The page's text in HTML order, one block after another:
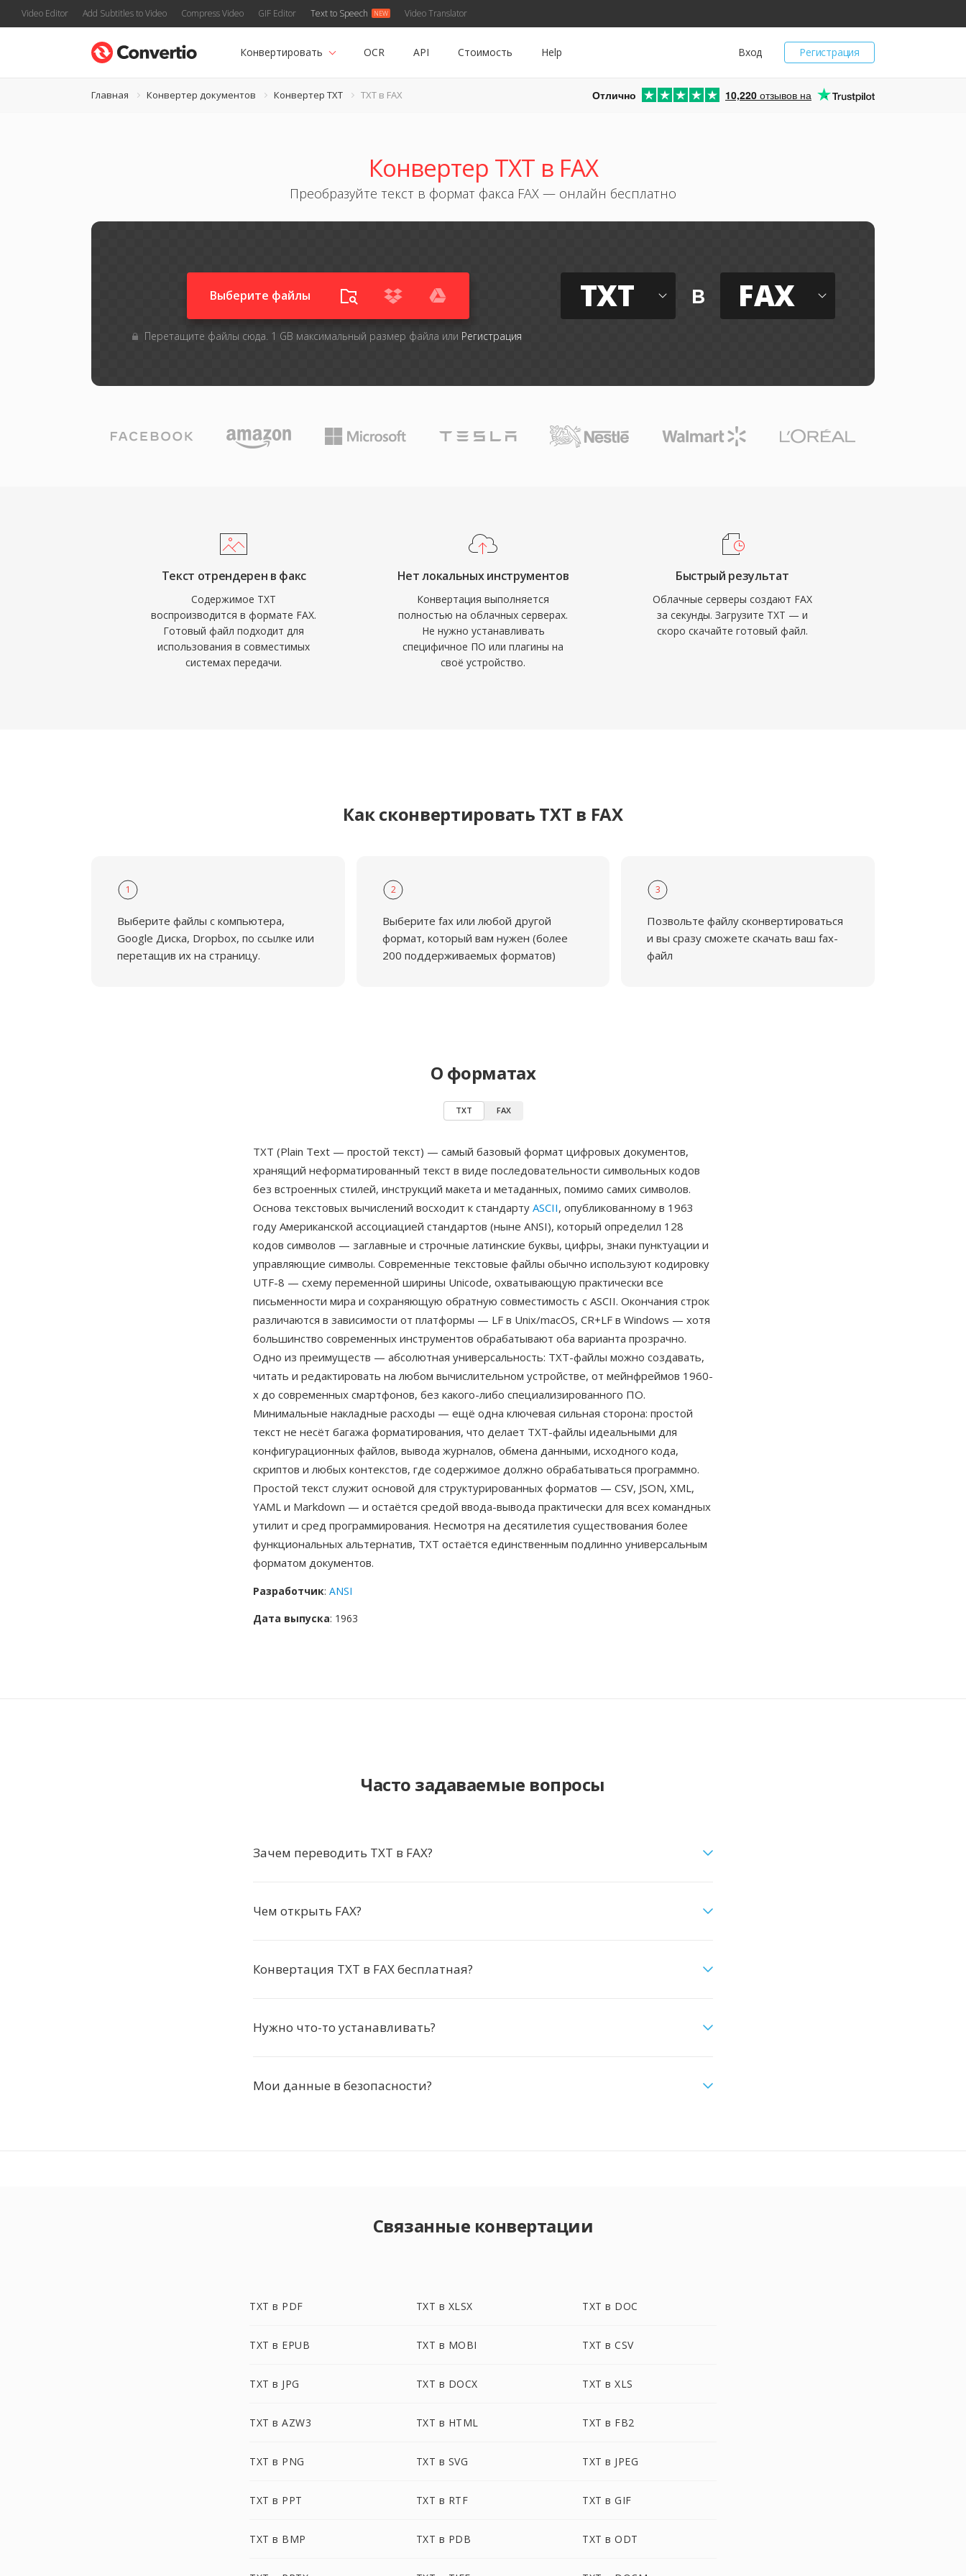
Video Editor Add Subtitles to Video Compress Video GIF Editor Text to Speech Video Translator
Регистрация
Вход
Конвертировать OCR API Стоимость Help
Главная Конвертер документов Конвертер TXT TXT в FAX Отлично 10,220 отзывов на
Конвертер TXT в FAX
Преобразуйте текст в формат факса FAX — онлайн бесплатно
Выберите файлы
Перетащите файлы сюда. 1 GB максимальный размер файла или Регистрация
TXT в FAX
Текст отрендерен в факс
Содержимое TXT
воспроизводится в формате FAX.
Готовый файл подходит для
использования в совместимых
системах передачи.
Нет локальных инструментов
Конвертация выполняется
полностью на облачных серверах.
Не нужно устанавливать
специфичное ПО или плагины на
своё устройство.
Быстрый результат
Облачные серверы создают FAX
за секунды. Загрузите TXT — и
скоро скачайте готовый файл.
Как сконвертировать TXT в FAX
1
Выберите файлы с компьютера,
Google Диска, Dropbox, по ссылке или
перетащив их на страницу.
2
Выберите fax или любой другой
формат, который вам нужен (более
200 поддерживаемых форматов)
3
Позвольте файлу сконвертироваться
и вы сразу сможете скачать ваш fax-
файл
О форматах
TXT FAX
TXT (Plain Text — простой текст) — самый базовый формат цифровых документов,
хранящий неформатированный текст в виде последовательности символьных кодов
без встроенных стилей, инструкций макета и метаданных, помимо самих символов.
Основа текстовых вычислений восходит к стандарту ASCII, опубликованному в 1963
году Американской ассоциацией стандартов (ныне ANSI), который определил 128
кодов символов — заглавные и строчные латинские буквы, цифры, знаки пунктуации и
управляющие символы. Современные текстовые файлы обычно используют кодировку
UTF-8 — схему переменной ширины Unicode, охватывающую практически все
письменности мира и сохраняющую обратную совместимость с ASCII. Окончания строк
различаются в зависимости от платформы — LF в Unix/macOS, CR+LF в Windows — хотя
большинство современных инструментов обрабатывают оба варианта прозрачно.
Одно из преимуществ — абсолютная универсальность: TXT-файлы можно создавать,
читать и редактировать на любом вычислительном устройстве, от мейнфреймов 1960-
х до современных смартфонов, без какого-либо специализированного ПО.
Минимальные накладные расходы — ещё одна ключевая сильная сторона: простой
текст не несёт багажа форматирования, что делает TXT-файлы идеальными для
конфигурационных файлов, вывода журналов, обмена данными, исходного кода,
скриптов и любых контекстов, где содержимое должно обрабатываться программно.
Простой текст служит основой для структурированных форматов — CSV, JSON, XML,
YAML и Markdown — и остаётся средой ввода-вывода практически для всех командных
утилит и сред программирования. Несмотря на десятилетия существования более
функциональных альтернатив, TXT остаётся единственным подлинно универсальным
форматом документов.
Разработчик: ANSI
Дата выпуска: 1963
Часто задаваемые вопросы
Зачем переводить TXT в FAX?
Чем открыть FAX?
Конвертация TXT в FAX бесплатная?
Нужно что-то устанавливать?
Мои данные в безопасности?
Связанные конвертации
TXT в PDF TXT в XLSX TXT в DOC
TXT в EPUB TXT в MOBI TXT в CSV
TXT в JPG TXT в DOCX TXT в XLS
TXT в AZW3 TXT в HTML TXT в FB2
TXT в PNG TXT в SVG TXT в JPEG
TXT в PPT TXT в RTF TXT в GIF
TXT в BMP TXT в PDB TXT в ODT